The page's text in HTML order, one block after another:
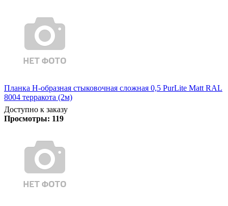
Планка Н-образная стыковочная сложная 0,5 PurLite Matt RAL
8004 терракота (2м)
Доступно к заказу
Просмотры: 119